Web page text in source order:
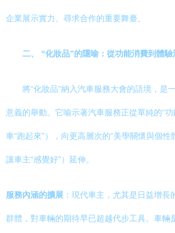
企業展示實力、尋求合作的重要舞臺。
二、 “化妝品”的隱喻：從功能消費到體
將“化妝品”納入汽車服務大會的語境，是
意義的舉動。它喻示著汽車服務正從單純的“
車“跑起來”），向更高層次的“美學關懷與個性
讓車主“感覺好”）延伸。
服務內涵的擴展 ：現代車主，尤其是日益增長
群體，對車輛的期待早已超越代步工具。車輛